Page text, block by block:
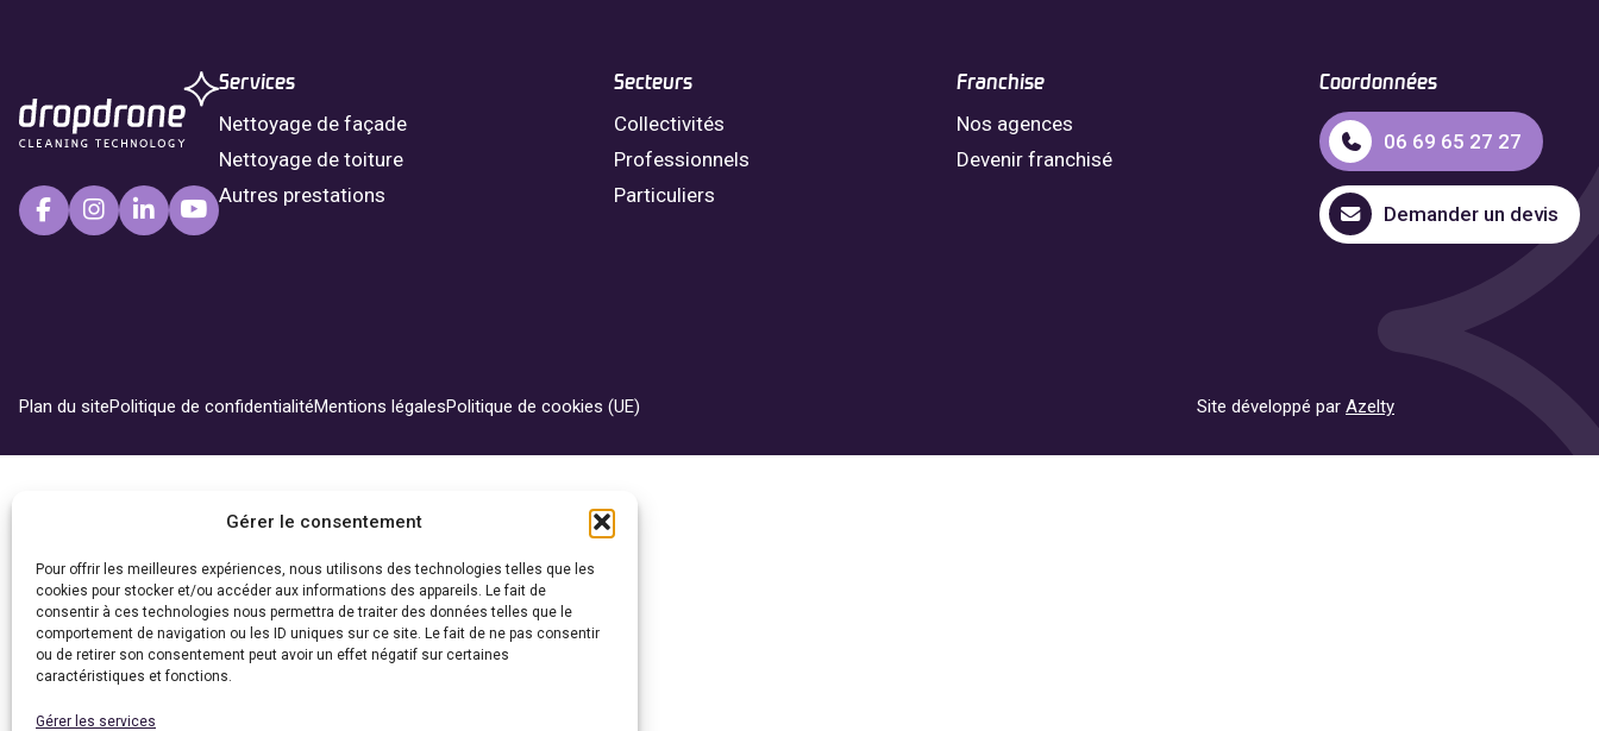
Gérer le consentement
Pour offrir les meilleures expériences, nous utilisons des technologies telles que les
cookies pour stocker et/ou accéder aux informations des appareils. Le fait de
consentir à ces technologies nous permettra de traiter des données telles que le
comportement de navigation ou les ID uniques sur ce site. Le fait de ne pas consentir
ou de retirer son consentement peut avoir un effet négatif sur certaines
caractéristiques et fonctions.
Gérer les services
Services
Nettoyage de façade
Nettoyage de toiture
Autres prestations
Secteurs
Collectivités
Professionnels
Particuliers
Franchise
Nos agences
Devenir franchisé
Coordonnées
06 69 65 27 27
Demander un devis
Plan du sitePolitique de confidentialitéMentions légalesPolitique de cookies (UE) Site développé par Azelty